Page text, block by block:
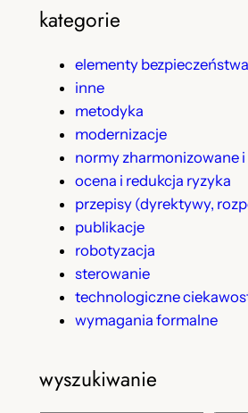
kategorie
elementy bezpieczeństwa
inne
metodyka
modernizacje
normy zharmonizowane i
ocena i redukcja ryzyka
przepisy (dyrektywy,
publikacje
robotyzacja
sterowanie
technologiczne
wymagania formalne
wyszukiwanie